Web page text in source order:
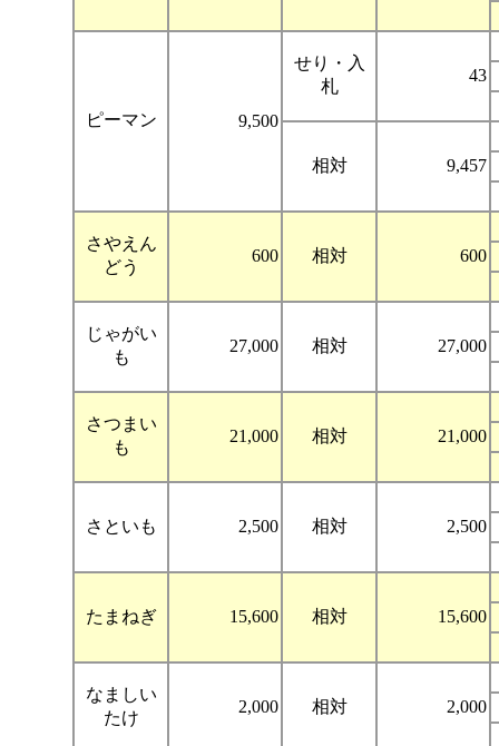
ピーマン 9,500
せり・入
札
43
相対 9,457
さやえん
どう
600 相対 600
じゃがい
も
27,000 相対 27,000
さつまい
も
21,000 相対 21,000
さといも 2,500 相対 2,500
たまねぎ 15,600 相対 15,600
なましい
たけ
2,000 相対 2,000